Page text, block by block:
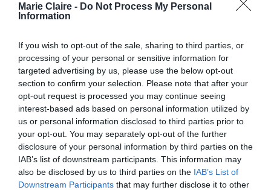
Marie Claire - Do Not Process My Personal
Information
If you wish to opt-out of the sale, sharing to third parties, or
processing of your personal or sensitive information for
targeted advertising by us, please use the below opt-out
section to confirm your selection. Please note that after your
opt-out request is processed you may continue seeing
interest-based ads based on personal information utilized by
us or personal information disclosed to third parties prior to
your opt-out. You may separately opt-out of the further
disclosure of your personal information by third parties on the
IAB’s list of downstream participants. This information may
also be disclosed by us to third parties on the IAB’s List of
Downstream Participants that may further disclose it to other